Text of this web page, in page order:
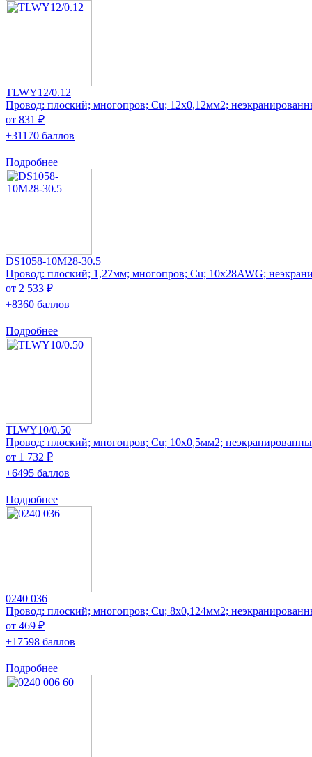
TLWY12/0.12
Провод: плоский; многопров; Cu; 12x0,12мм2;
от 831 ₽
+31170 баллов
Подробнее
DS1058-10M28-30.5
Провод: плоский; 1,27мм; многопров; Cu; 10x28AWG;
от 2 533 ₽
+8360 баллов
Подробнее
TLWY10/0.50
Провод: плоский; многопров; Cu; 10x0,5мм2;
от 1 732 ₽
+6495 баллов
Подробнее
0240 036
Провод: плоский; многопров; Cu; 8x0,124мм2;
от 469 ₽
+17598 баллов
Подробнее